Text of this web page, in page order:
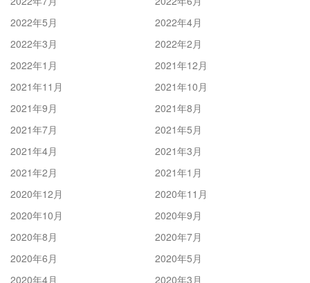
2022年5月
2022年4月
2022年3月
2022年2月
2022年1月
2021年12月
2021年11月
2021年10月
2021年9月
2021年8月
2021年7月
2021年5月
2021年4月
2021年3月
2021年2月
2021年1月
2020年12月
2020年11月
2020年10月
2020年9月
2020年8月
2020年7月
2020年6月
2020年5月
2020年4月
2020年3月